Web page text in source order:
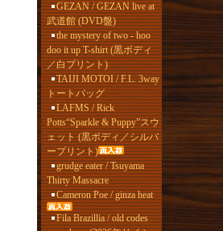
GEZAN / GEZAN live at
武道館 (DVD盤)
the mystery of two - hoo
doo it up T-shirt (黒ボディ
／白プリント)
TAIJI MOTOI / F.L. 3way
トートバッグ
LAFMS / Rick
Potts“Sparkle & Puppy”スウ
ェット (黒ボディ／シルバ
ープリント)
grudge eater / Tsuyama
Thirty Massacre
Cameron Poe / ginza heat
Fila Brazillia / old codes